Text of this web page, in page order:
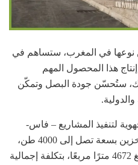
نوعها في المغرب، ستساهم في
تصل إلى 30% من إنتاج هذا المحصول المهم
ستُحسّن جودة البصل وتمكّن
لتنفيذ المشاريع – فاس-
مكناس، يتضمن ثماني حجرات تخزين بسعة تصل إلى 4000 طن،
وسيُنشأ على مساحة إجمالية تبلغ 4672 مترًا مربعًا، بتكلفة إجمالية